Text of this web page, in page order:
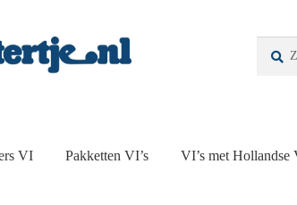
Zoeken
VI Pakketten VI’s VI’s met Hollandse